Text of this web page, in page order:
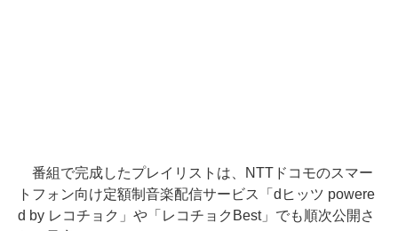
番組で完成したプレイリストは、NTTドコモのスマー
トフォン向け定額制音楽配信サービス「dヒッツ powere
d by レコチョク」や「レコチョクBest」でも順次公開さ